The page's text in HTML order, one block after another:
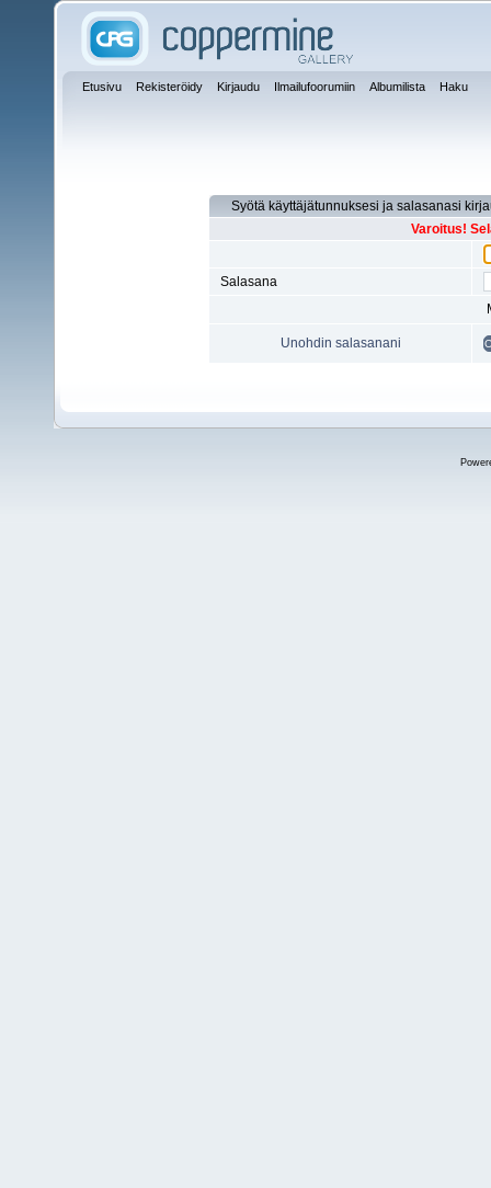
Etusivu Rekisteröidy Kirjaudu Ilmailufoorumiin Albumilista Haku
Syötä käyttäjätunnuksesi ja salasanasi
Varoitus!
Salasana
Unohdin salasanani